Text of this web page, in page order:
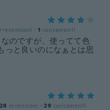
recensioni · 1 caricamenti
のですが、使ってて色
っと良いのになぁとは思
28 recensioni · 29 caricamenti